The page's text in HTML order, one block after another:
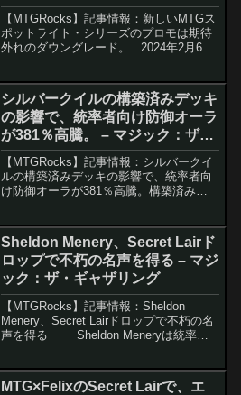
ャザリング
【MTGRocks】記事情報：新しいMTGス
ポットライト・シリーズのプロモは期待
外れのダウングレード。 2024年2月6
え、ウィザーズ・オブ・ザ・コースト
（WotC...
シルバークイルの構築済みデッキ
の影響で、統率者向け防御オーラ
が381％高騰。 – マジック：ザ・
ギャザリング
【MTGRocks】記事情報：シルバークイ
ルの構築済みデッキの影響で、統率者向
け防御オーラが381％高騰。構築済みデ
リクスヘイヴンの秘密』の統率者デッキ
の一つである「シ...
Sheldon Menery、Secret Lairド
ロップで不朽の名声を得る – マジ
ック：ザ・ギャザリング
【MTGRocks】記事情報：Sheldon
Menery、Secret Lairドロップで不朽の名
声を得る Sheldon Meneryは統率者
ォーマッ...
MTG×FelixのSecret Lairで、エ